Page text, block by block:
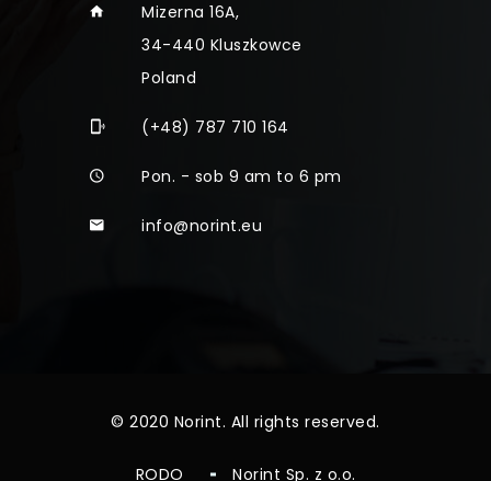
Mizerna 16A,
34-440 Kluszkowce
Poland
(+48) 787 710 164
Pon. - sob 9 am to 6 pm
info@norint.eu
© 2020 Norint. All rights reserved.
RODO Norint Sp. z o.o.